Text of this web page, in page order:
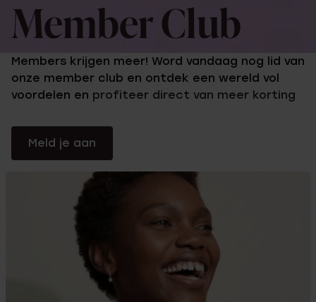
Member Club
Members krijgen meer! Word vandaag nog lid van
onze member club en ontdek een wereld vol
voordelen en profiteer direct van meer korting
Meld je aan